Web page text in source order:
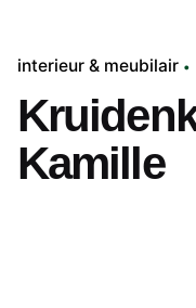
interieur & meubilair
Kamille